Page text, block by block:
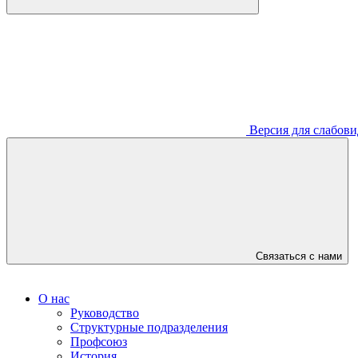
Версия для
Связаться с нами
О нас
Руководство
Структурные подразделения
Профсоюз